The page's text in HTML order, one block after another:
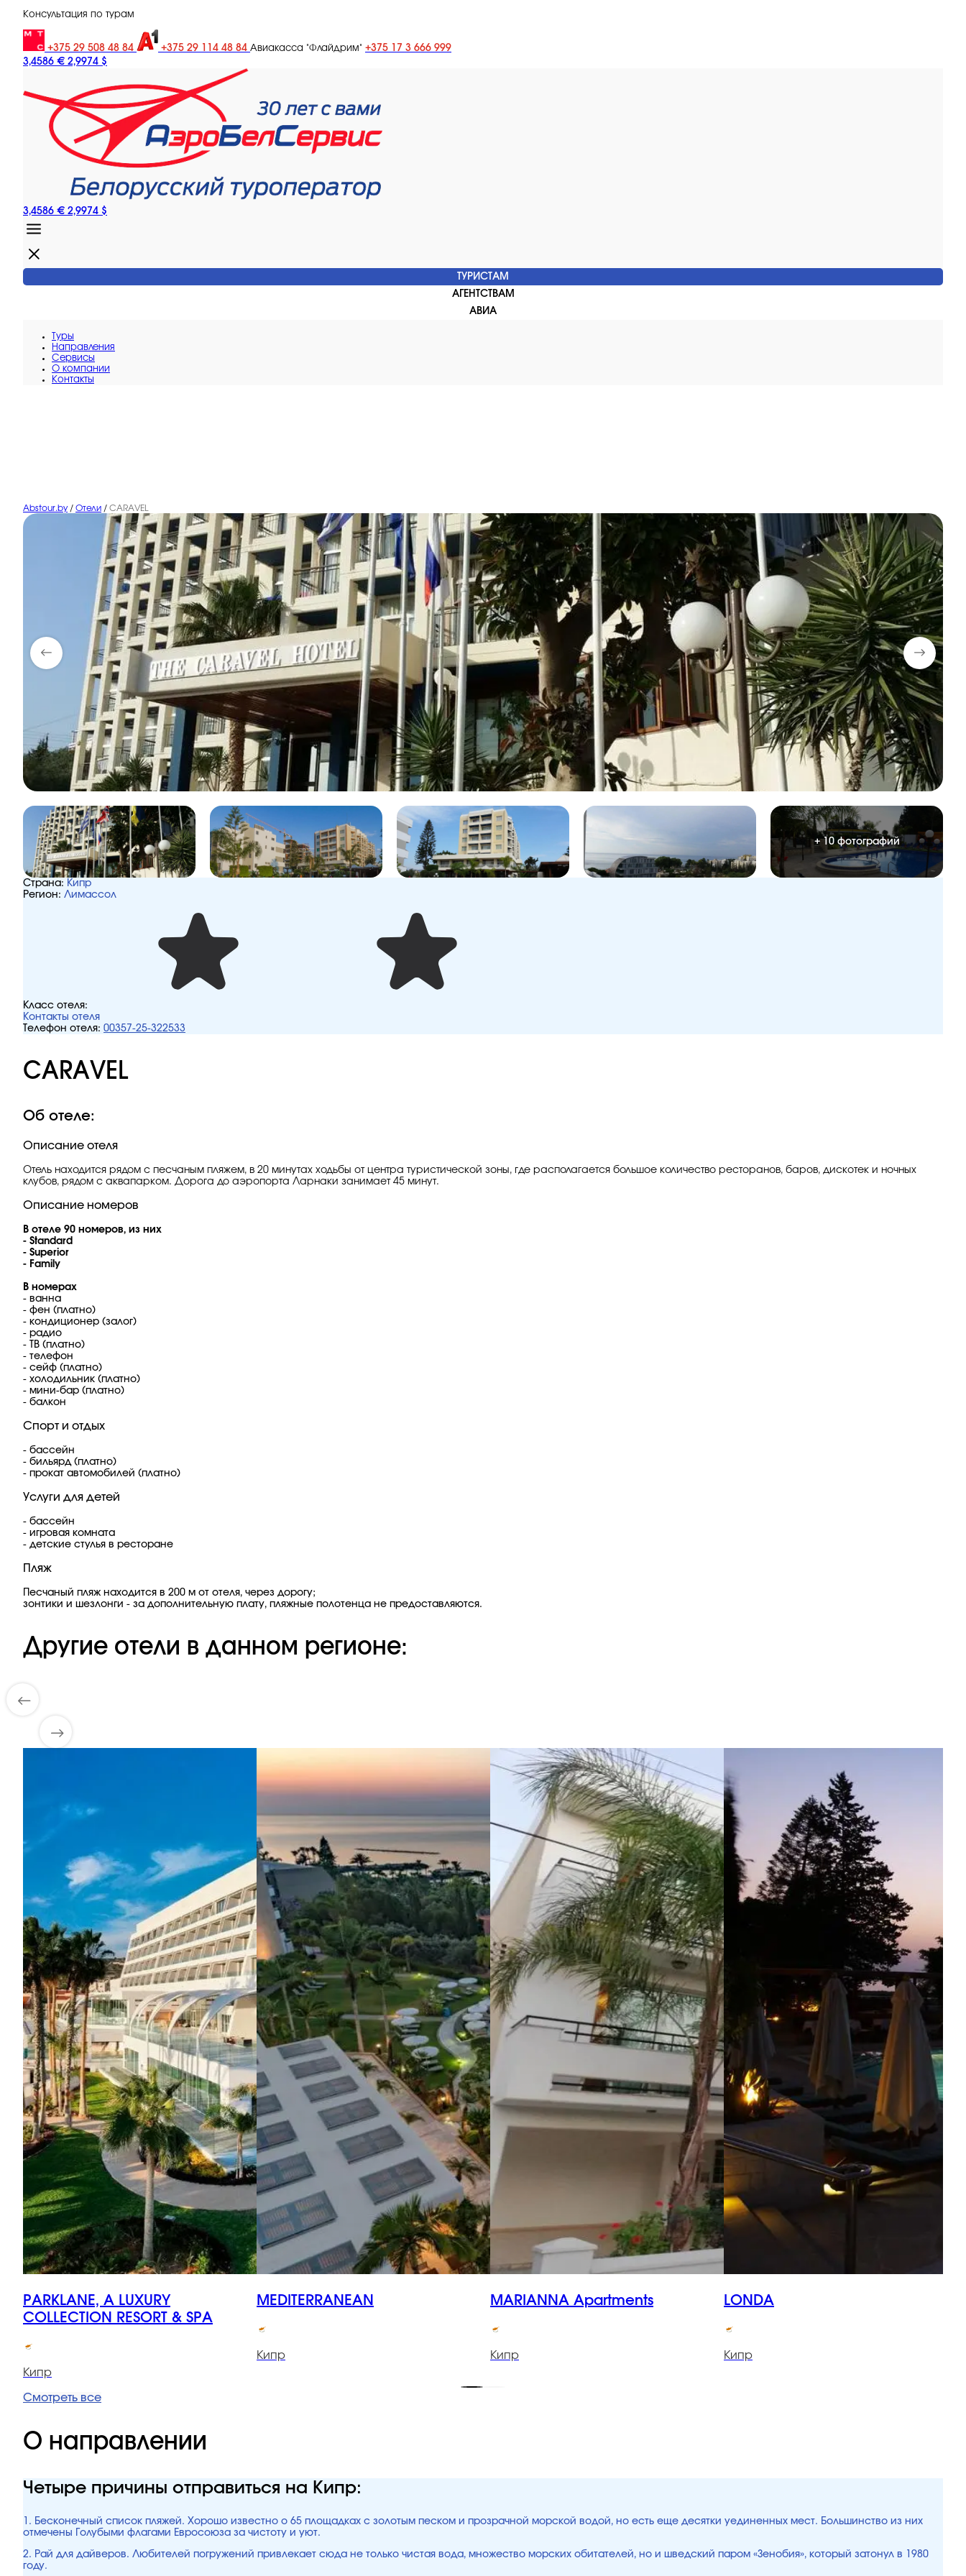
Консультация по турам
+375 29 508 48 84 +375 29 114 48 84 Авиакасса "Флайдрим" +375 17 3 666 999
3,4586 € 2,9974 $
3,4586 € 2,9974 $
ТУРИСТАМ
АГЕНТСТВАМ
АВИА
Туры
Направления
Сервисы
O компании
Контакты
Abstour.by / Отели / CARAVEL
+ 10 фотографий
Страна: Кипр
Регион: Лимассол
Класс отеля:
Контакты отеля
Телефон отеля: 00357-25-322533
CARAVEL
Об отеле:
Описание отеля
Отель находится рядом с песчаным пляжем, в 20 минутах ходьбы от центра туристической зоны, где располагается большое количество ресторанов, баров, дискотек и ночных
клубов, рядом с аквапарком. Дорога до аэропорта Ларнаки занимает 45 минут.
Описание номеров
В отеле 90 номеров, из них
- Standard
- Superior
​- Family
В номерах
- ванна
- фен (платно)
- кондиционер (залог)
- радио
- ТВ (платно)
- телефон
- сейф (платно)
- холодильник (платно)
- мини-бар (платно)
- балкон
Спорт и отдых
- бассейн
- бильярд (платно)
- прокат автомобилей (платно)
Услуги для детей
- бассейн
- игровая комната
- детские стулья в ресторане
Пляж
Песчаный пляж находится в 200 м от отеля, через дорогу;
зонтики и шезлонги - за дополнительную плату, пляжные полотенца не предоставляются.
Другие отели в данном регионе:
PARKLANE, A LUXURY
COLLECTION RESORT & SPA
Кипр
MEDITERRANEAN
Кипр
MARIANNA Apartments
Кипр
LONDA
Кипр
Смотреть все
О направлении
Четыре причины отправиться на Кипр:
1. Бесконечный список пляжей. Хорошо известно о 65 площадках с золотым песком и прозрачной морской водой, но есть еще десятки уединенных мест. Большинство из них
отмечены Голубыми флагами Евросоюза за чистоту и уют.
2. Рай для дайверов. Любителей погружений привлекает сюда не только чистая вода, множество морских обитателей, но и шведский паром «Зенобия», который затонул в 1980
году.